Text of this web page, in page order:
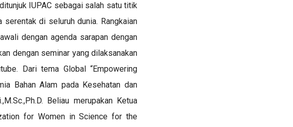
IUPAC sebagai salah satu titik
serentak di seluruh dunia. Rangkaian
dengan agenda sarapan dengan
dengan seminar yang dilaksanakan
Dari tema Global “Empowering
Bahan Alam pada Kesehatan dan
Beliau merupakan Ketua
for Women in Science for the